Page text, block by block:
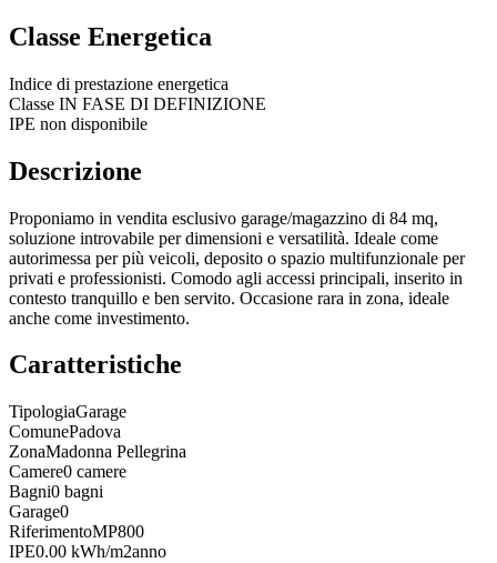
Classe Energetica
Indice di prestazione energetica
Classe IN FASE DI DEFINIZIONE
IPE non disponibile
Descrizione
Proponiamo in vendita esclusivo garage/magazzino di 84 mq,
soluzione introvabile per dimensioni e versatilità. Ideale come
autorimessa per più veicoli, deposito o spazio multifunzionale per
privati e professionisti. Comodo agli accessi principali, inserito in
contesto tranquillo e ben servito. Occasione rara in zona, ideale
anche come investimento.
Caratteristiche
TipologiaGarage
ComunePadova
ZonaMadonna Pellegrina
Camere0 camere
Bagni0 bagni
Garage0
RiferimentoMP800
IPE0.00 kWh/m2anno